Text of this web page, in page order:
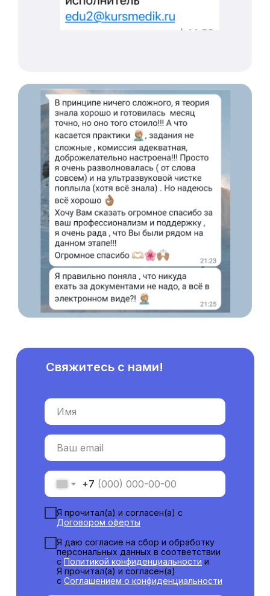
Имя
Ваш email
+7
Я прочитал(а) и согласен(а) с
Договором оферты
Я даю согласие на сбор и обработку
персональных данных в соответствии
с Политикой конфиденциальности и
Я прочитал(а) и согласен(а)
с Соглашением о конфиденциальности
Свяжитесь с нами!